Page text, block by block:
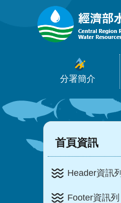
跳到主要內容區塊
分署簡介
:::
首頁資訊
Header資訊列
Footer資訊列